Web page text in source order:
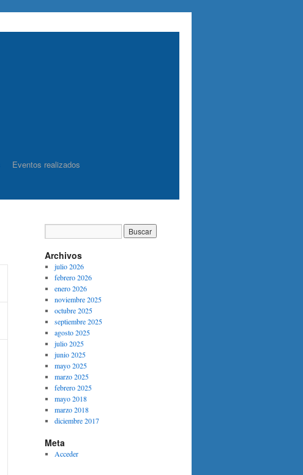
Eventos realizados
Archivos
julio 2026
febrero 2026
enero 2026
noviembre 2025
octubre 2025
septiembre 2025
agosto 2025
julio 2025
junio 2025
mayo 2025
marzo 2025
febrero 2025
mayo 2018
marzo 2018
diciembre 2017
Meta
Acceder